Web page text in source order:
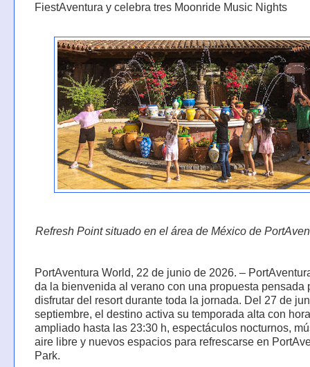
FiestAventura y celebra tres Moonride Music Nights
Refresh Point situado en el área de México de
PortAventura World, 22 de junio de 2026. –
da la bienvenida al verano con una propuesta pensada
disfrutar del resort durante toda la jornada. Del 27 de
septiembre, el destino activa su temporada alta con
ampliado hasta las 23:30 h, espectáculos nocturnos,
aire libre y nuevos espacios para refrescarse en
Park.